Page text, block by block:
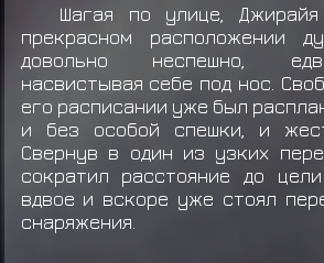
Шагая по улице,
прекрасном расположении
довольно неспешно,
насвистывая себе под нос.
его расписании уже был
и без особой спешки, и
Свернув в один из узких
сократил расстояние до
вдвое и вскоре уже стоял
снаряжения.